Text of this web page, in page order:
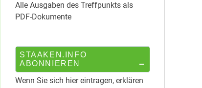
Alle Ausgaben des Treffpunkts als
PDF-Dokumente
STAAKEN.INFO
ABONNIEREN
Wenn Sie sich hier eintragen, erklären